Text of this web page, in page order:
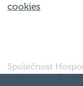
cookies
Společnost
kvíz s.r.o., sídlem